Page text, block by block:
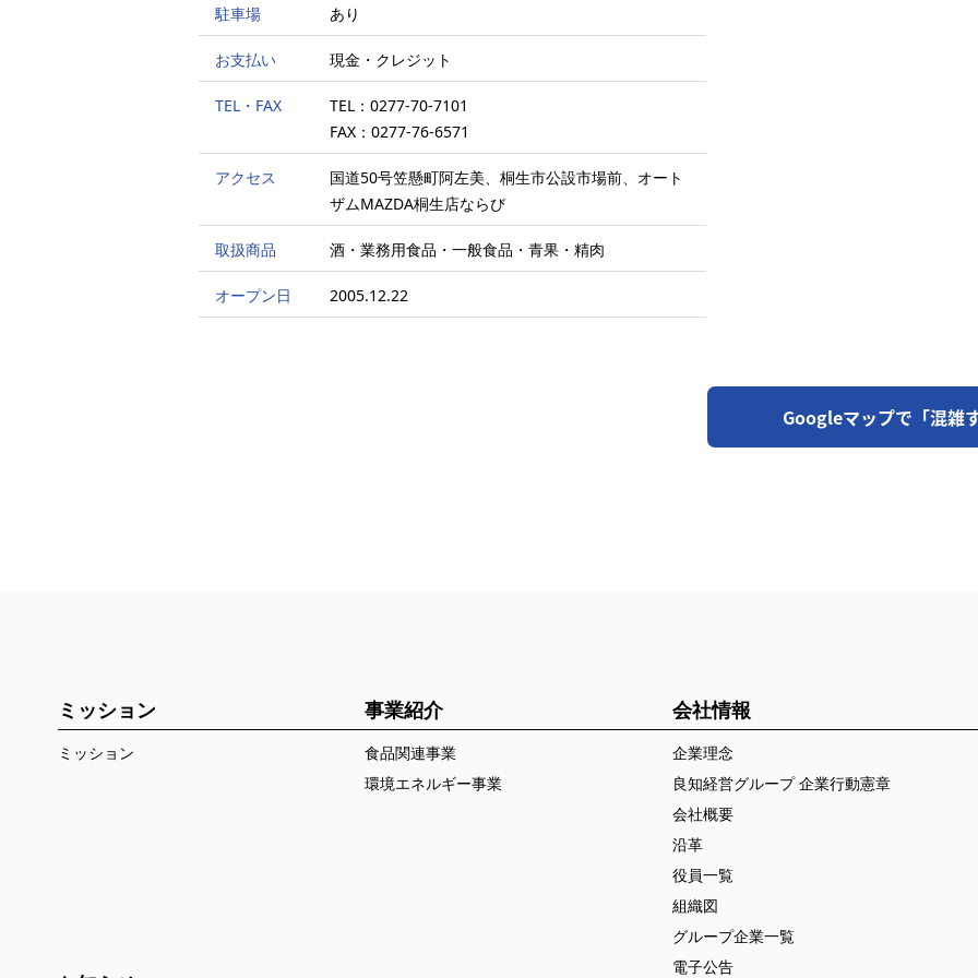
駐車場 あり
お支払い 現金・クレジット
TEL・FAX
TEL：0277-70-7101
FAX：0277-76-6571
アクセス
国道50号笠懸町阿左美、桐生市公設市場前、オート
ザムMAZDA桐生店ならび
取扱商品 酒・業務用食品・一般食品・青果・精肉
オープン日 2005.12.22
Googleマップで「混雑
ミッション
ミッション
事業紹介
食品関連事業
環境エネルギー事業
会社情報
企業理念
良知経営グループ 企業行動憲章
会社概要
沿革
役員一覧
組織図
グループ企業一覧
電子公告